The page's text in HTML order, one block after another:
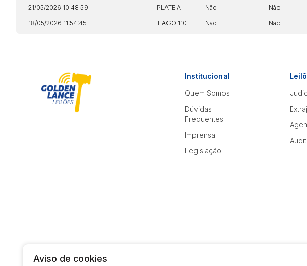
21/05/2026 10:48:59 PLATEIA Não Não
18/05/2026 11:54:45 TIAGO 110 Não Não
Institucional
Quem Somos
Dúvidas
Frequentes
Imprensa
Legislação
Aviso de cookies